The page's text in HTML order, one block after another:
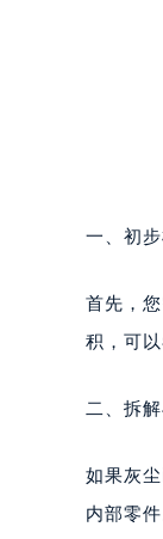
一、初
首先，
积，可
二、拆
如果灰
内部零